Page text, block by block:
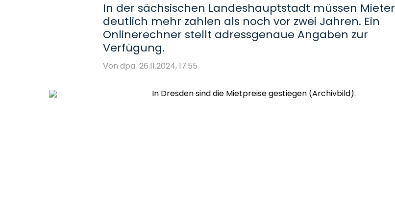
In der sächsischen Landeshauptstadt müssen Mieter
deutlich mehr zahlen als noch vor zwei Jahren. Ein
Onlinerechner stellt adressgenaue Angaben zur
Verfügung.
Von dpa 26.11.2024, 17:55